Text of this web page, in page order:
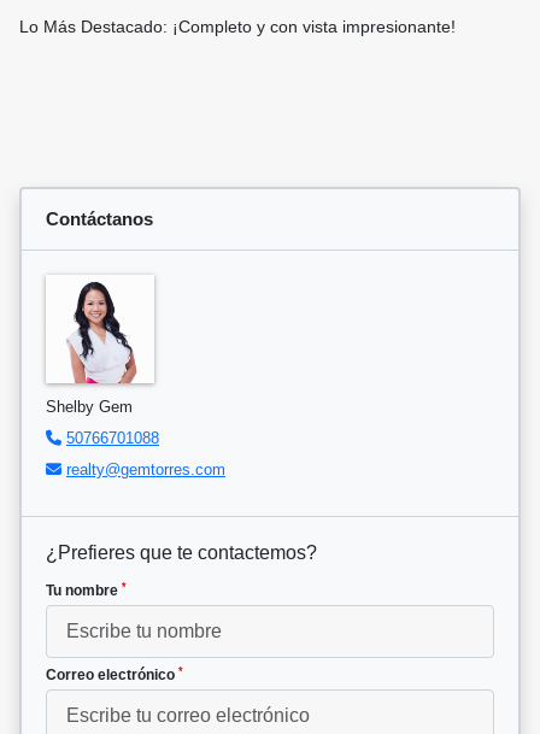
Lo Más Destacado: ¡Completo y con vista impresionante!
Contáctanos
Shelby Gem
50766701088
realty@gemtorres.com
¿Prefieres que te contactemos?
Tu nombre *
Correo electrónico *